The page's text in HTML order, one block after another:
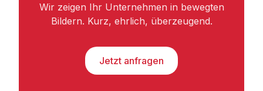
Wir zeigen Ihr Unternehmen in bewegten
Bildern. Kurz, ehrlich, überzeugend.
Jetzt anfragen